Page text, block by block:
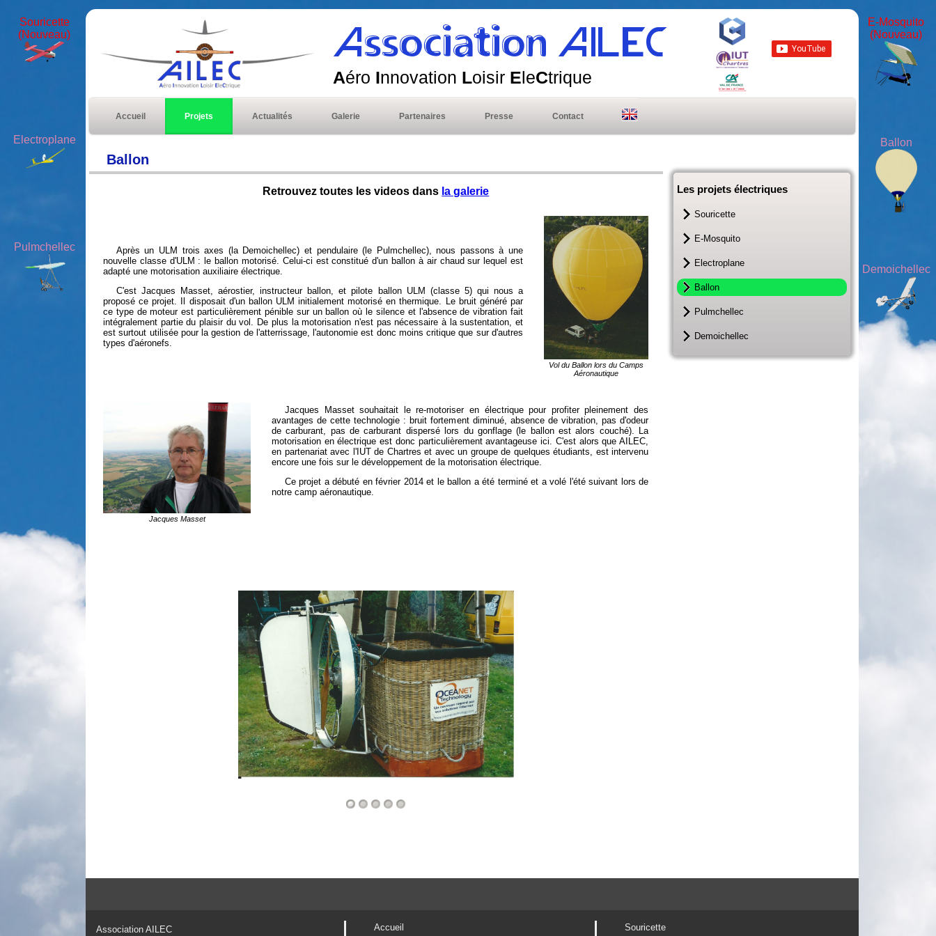
Souricette
(Nouveau)
Electroplane
Pulmchellec
Association AILEC
Aéro Innovation Loisir EleCtrique
Accueil Projets Actualités Galerie Partenaires Presse Contact
Ballon
Retrouvez toutes les videos dans la galerie
Après un ULM trois axes (la Demoichellec) et pendulaire (le Pulmchellec), nous passons à une
nouvelle classe d'ULM : le ballon motorisé. Celui-ci est constitué d'un ballon à air chaud sur lequel est
adapté une motorisation auxiliaire électrique.
C'est Jacques Masset, aérostier, instructeur ballon, et pilote ballon ULM (classe 5) qui nous a
proposé ce projet. Il disposait d'un ballon ULM initialement motorisé en thermique. Le bruit généré par
ce type de moteur est particulièrement pénible sur un ballon où le silence et l'absence de vibration fait
intégralement partie du plaisir du vol. De plus la motorisation n'est pas nécessaire à la sustentation, et
est surtout utilisée pour la gestion de l'atterrissage, l'autonomie est donc moins critique que sur d'autres
types d'aéronefs.
Vol du Ballon lors du Camps
Aéronautique
Jacques Masset
Jacques Masset souhaitait le re-motoriser en électrique pour profiter pleinement des
avantages de cette technologie : bruit fortement diminué, absence de vibration, pas d'odeur
de carburant, pas de carburant dispersé lors du gonflage (le ballon est alors couché). La
motorisation en électrique est donc particulièrement avantageuse ici. C'est alors que AILEC,
en partenariat avec l'IUT de Chartres et avec un groupe de quelques étudiants, est intervenu
encore une fois sur le développement de la motorisation électrique.
Ce projet a débuté en février 2014 et le ballon a été terminé et a volé l'été suivant lors de
notre camp aéronautique.
Les projets électriques
Souricette
E-Mosquito
Electroplane
Ballon
Pulmchellec
Demoichellec
Association AILEC
Accueil
Souricette
E-Mosquito
(Nouveau)
Ballon
Demoichellec